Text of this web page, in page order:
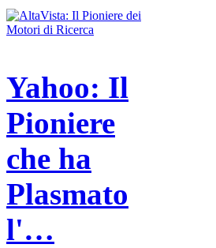
Yahoo: Il
Pioniere
che ha
Plasmato
l'…